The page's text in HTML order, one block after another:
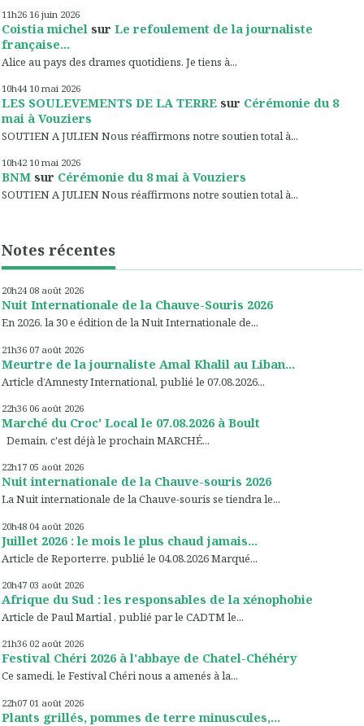
11h26 16 juin 2026
Coistia michel sur Le refoulement de la journaliste
française...
Alice au pays des drames quotidiens. Je tiens à...
10h44 10 mai 2026
LES SOULEVEMENTS DE LA TERRE sur Cérémonie du 8
mai à Vouziers
SOUTIEN A JULIEN Nous réaffirmons notre soutien total à...
10h42 10 mai 2026
BNM sur Cérémonie du 8 mai à Vouziers
SOUTIEN A JULIEN Nous réaffirmons notre soutien total à...
Notes récentes
20h24 08 août 2026
Nuit Internationale de la Chauve-Souris 2026
En 2026, la 30 e édition de la Nuit Internationale de...
21h36 07 août 2026
Meurtre de la journaliste Amal Khalil au Liban...
Article d’Amnesty International, publié le 07.08.2026...
22h36 06 août 2026
Marché du Croc' Local le 07.08.2026 à Boult
Demain, c'est déjà le prochain MARCHÉ...
22h17 05 août 2026
Nuit internationale de la Chauve-souris 2026
La Nuit internationale de la Chauve-souris se tiendra le...
20h48 04 août 2026
Juillet 2026 : le mois le plus chaud jamais...
Article de Reporterre, publié le 04.08.2026 Marqué...
20h47 03 août 2026
Afrique du Sud : les responsables de la xénophobie
Article de Paul Martial , publié par le CADTM le...
21h36 02 août 2026
Festival Chéri 2026 à l'abbaye de Chatel-Chéhéry
Ce samedi, le Festival Chéri nous a amenés à la...
22h07 01 août 2026
Plants grillés, pommes de terre minuscules,...